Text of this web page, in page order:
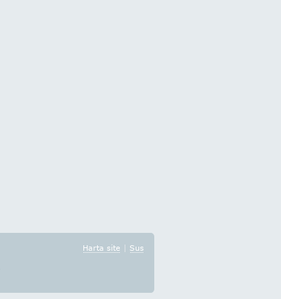
Harta site | Sus